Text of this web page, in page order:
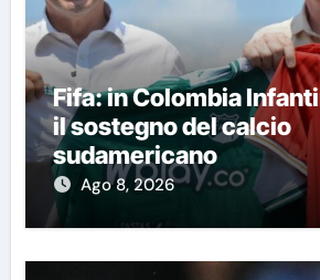
Fifa: in Colombia
il sostegno del calcio
sudamericano
Ago 8, 2026